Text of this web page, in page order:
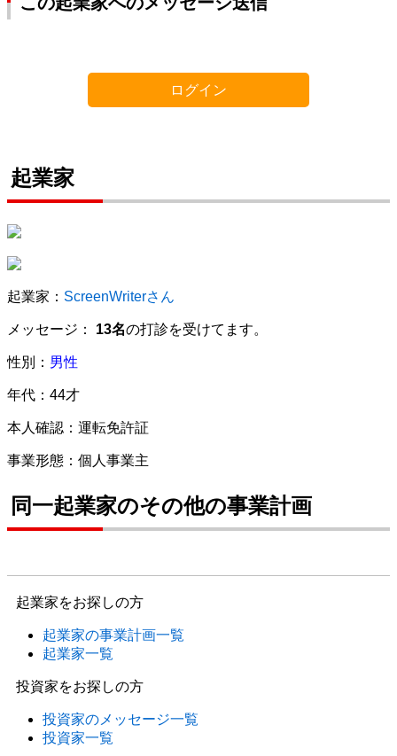
ログイン
起業家
起業家： ScreenWriterさん
メッセージ： 13名の打診を受けてます。
性別： 男性
年代：44才
本人確認：運転免許証
事業形態：個人事業主
同一起業家のその他の事業計画
起業家をお探しの方
起業家の事業計画一覧
起業家一覧
投資家をお探しの方
投資家のメッセージ一覧
投資家一覧